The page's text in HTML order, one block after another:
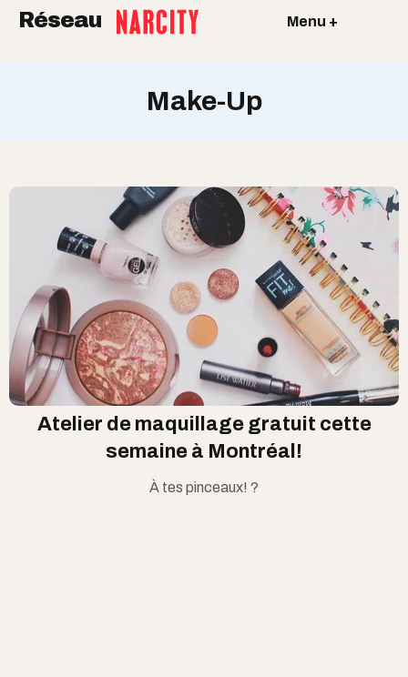
Réseau Menu +
Make-Up
Atelier de maquillage gratuit cette
semaine à Montréal!
À tes pinceaux! ?